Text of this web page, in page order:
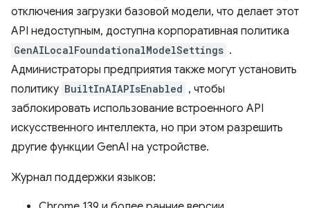
отключения загрузки базовой модели, что делает этот
API недоступным, доступна корпоративная политика
GenAILocalFoundationalModelSettings .
Администраторы предприятия также могут установить
политику BuiltInAIAPIsEnabled , чтобы
заблокировать использование встроенного API
искусственного интеллекта, но при этом разрешить
другие функции GenAI на устройстве.
Журнал поддержки языков: